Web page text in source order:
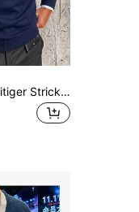
GRDR Herren vielseitiger Strickpullover für Herbst/Winter